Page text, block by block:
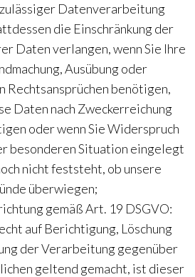
Datenverarbeitung
die Einschränkung der
Daten verlangen, wenn Sie Ihre
Ausübung oder
Rechtsansprüchen benötigen,
Daten nach Zweckerreichung
oder wenn Sie Widerspruch
besonderen Situation eingelegt
nicht feststeht, ob unsere
überwiegen;
gemäß Art. 19 DSGVO:
auf Berichtigung, Löschung
der Verarbeitung gegenüber
geltend gemacht, ist dieser